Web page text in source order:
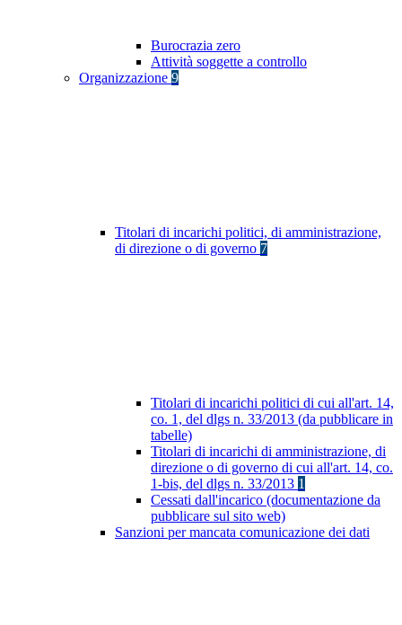
Burocrazia zero
Attività soggette a controllo
Organizzazione 9
Titolari di incarichi politici, di amministrazione,
di direzione o di governo 7
Titolari di incarichi politici di cui all'art. 14,
co. 1, del dlgs n. 33/2013 (da pubblicare in
tabelle)
Titolari di incarichi di amministrazione, di
direzione o di governo di cui all'art. 14, co.
1-bis, del dlgs n. 33/2013 1
Cessati dall'incarico (documentazione da
pubblicare sul sito web)
Sanzioni per mancata comunicazione dei dati